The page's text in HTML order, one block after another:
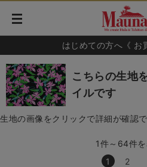
はじめての方へ《 お
こちらの生地
イルです
生地の画像をクリックで詳細が確認で
1件～64件
1
2